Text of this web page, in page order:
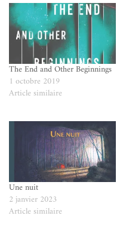
The End and Other Beginnings
1 octobre 2019
Article similaire
Une nuit
2 janvier 2023
Article similaire